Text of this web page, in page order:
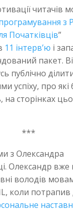
читачів
з
Початківців”
11 інтерв’ю і
пакет.
публічно
успіху, про які
на сторінках
***
з Олександра
Олександр вже
володів
коли потрапив